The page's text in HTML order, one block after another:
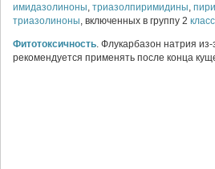
имидазолиноны, триазолпиримидины,
триазолиноны, включенных в группу 2
Фитотоксичность. Флукарбазон натрия
рекомендуется применять после конца